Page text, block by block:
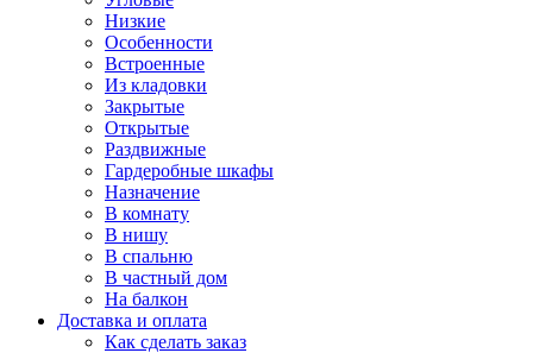
Низкие
Особенности
Встроенные
Из кладовки
Закрытые
Открытые
Раздвижные
Гардеробные шкафы
Назначение
В комнату
В нишу
В спальню
В частный дом
На балкон
Доставка и оплата
Как сделать заказ